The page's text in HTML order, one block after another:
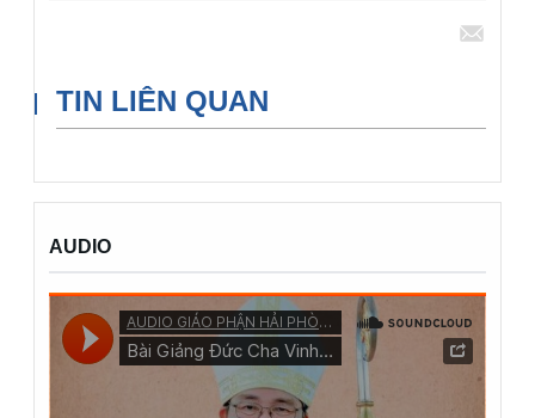
TIN LIÊN QUAN
AUDIO